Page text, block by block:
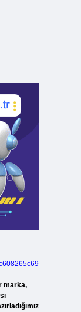
marka,